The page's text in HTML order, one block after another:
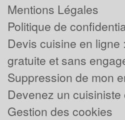
Mentions Légales
Politique de
Devis cuisine en ligne
gratuite et sans
Suppression de mon
Devenez un cuisiniste
Gestion des cookies